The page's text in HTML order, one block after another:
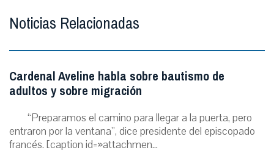
Noticias Relacionadas
Cardenal Aveline habla sobre bautismo de
adultos y sobre migración
“Preparamos el camino para llegar a la puerta, pero
entraron por la ventana”, dice presidente del episcopado
francés. [caption id=»attachmen...